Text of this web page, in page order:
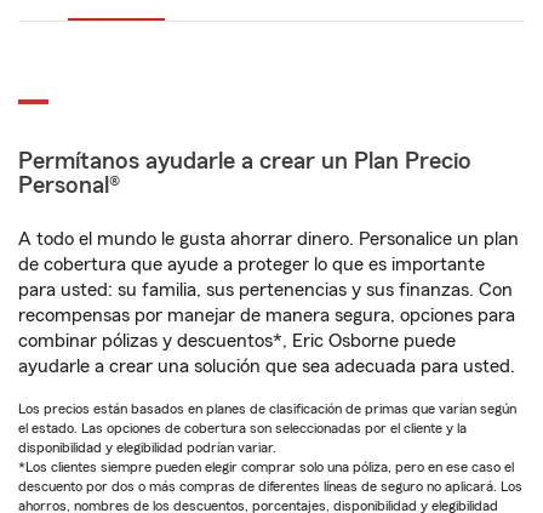
Permítanos ayudarle a crear un Plan Precio
Personal®
A todo el mundo le gusta ahorrar dinero. Personalice un plan
de cobertura que ayude a proteger lo que es importante
para usted: su familia, sus pertenencias y sus finanzas. Con
recompensas por manejar de manera segura, opciones para
combinar pólizas y descuentos*, Eric Osborne puede
ayudarle a crear una solución que sea adecuada para usted.
Los precios están basados en planes de clasificación de primas que varían según
el estado. Las opciones de cobertura son seleccionadas por el cliente y la
disponibilidad y elegibilidad podrían variar.
*Los clientes siempre pueden elegir comprar solo una póliza, pero en ese caso el
descuento por dos o más compras de diferentes líneas de seguro no aplicará. Los
ahorros, nombres de los descuentos, porcentajes, disponibilidad y elegibilidad